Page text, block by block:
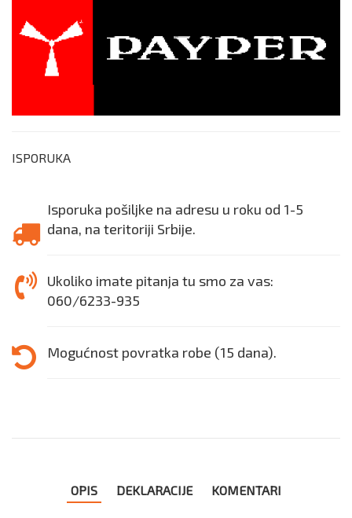
ISPORUKA
Isporuka pošiljke na adresu u roku od 1-5
dana, na teritoriji Srbije.
Ukoliko imate pitanja tu smo za vas:
060/6233-935
Mogućnost povratka robe (15 dana).
OPIS DEKLARACIJE KOMENTARI